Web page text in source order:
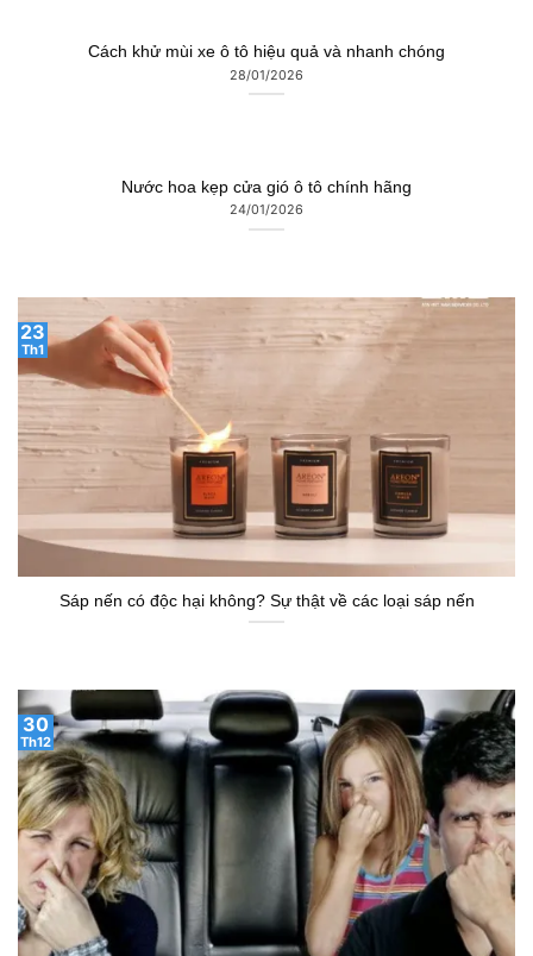
Cách khử mùi xe ô tô hiệu quả và nhanh chóng
28/01/2026
Nước hoa kẹp cửa gió ô tô chính hãng
24/01/2026
Sáp nến có độc hại không? Sự thật về các loại sáp nến
23
Th1
30
Th12